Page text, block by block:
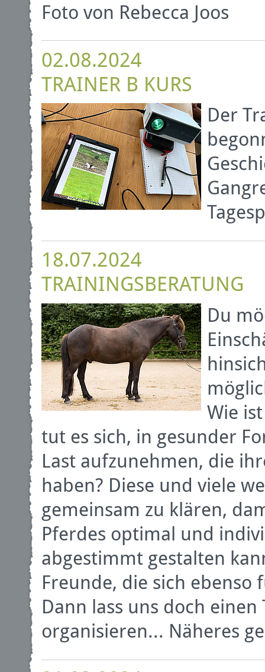
Foto von Rebecca Joos
02.08.2024
TRAINER B KURS
Der
18.07.2024
TRAININGSBERATUNG
Du
Wie
tut es sich, in gesunder
Last aufzunehmen, die
haben? Diese und viele
gemeinsam zu klären,
Pferdes optimal und
abgestimmt gestalten
Freunde, die sich ebenso
Dann lass uns doch
organisieren... Näheres